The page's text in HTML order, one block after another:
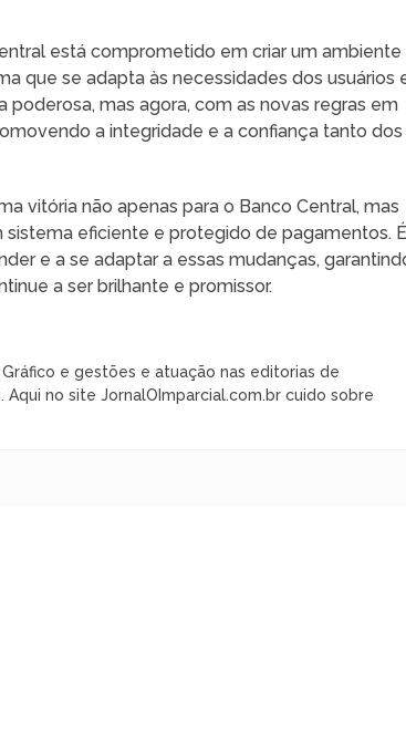
está comprometido em criar um ambiente
que se adapta às necessidades dos usuários
mas agora, com as novas regras em
a integridade e a confiança tanto dos
vitória não apenas para o Banco Central, mas
eficiente e protegido de pagamentos.
e a se adaptar a essas mudanças,
a ser brilhante e promissor.
e gestões e atuação nas editorias de
no site JornalOImparcial.com.br cuido sobre